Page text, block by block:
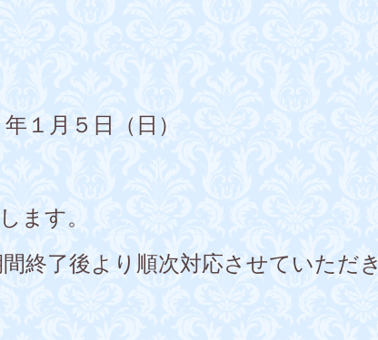
１月５日（日）
ます。
終了後より順次対応させていただき